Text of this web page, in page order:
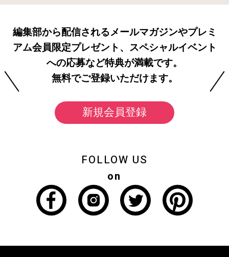
編集部から配信されるメールマガジンやプレミ
アム会員限定プレゼント、スペシャルイベント
への応募など特典が満載です。
無料でご登録いただけます。
新規会員登録
FOLLOW US
on